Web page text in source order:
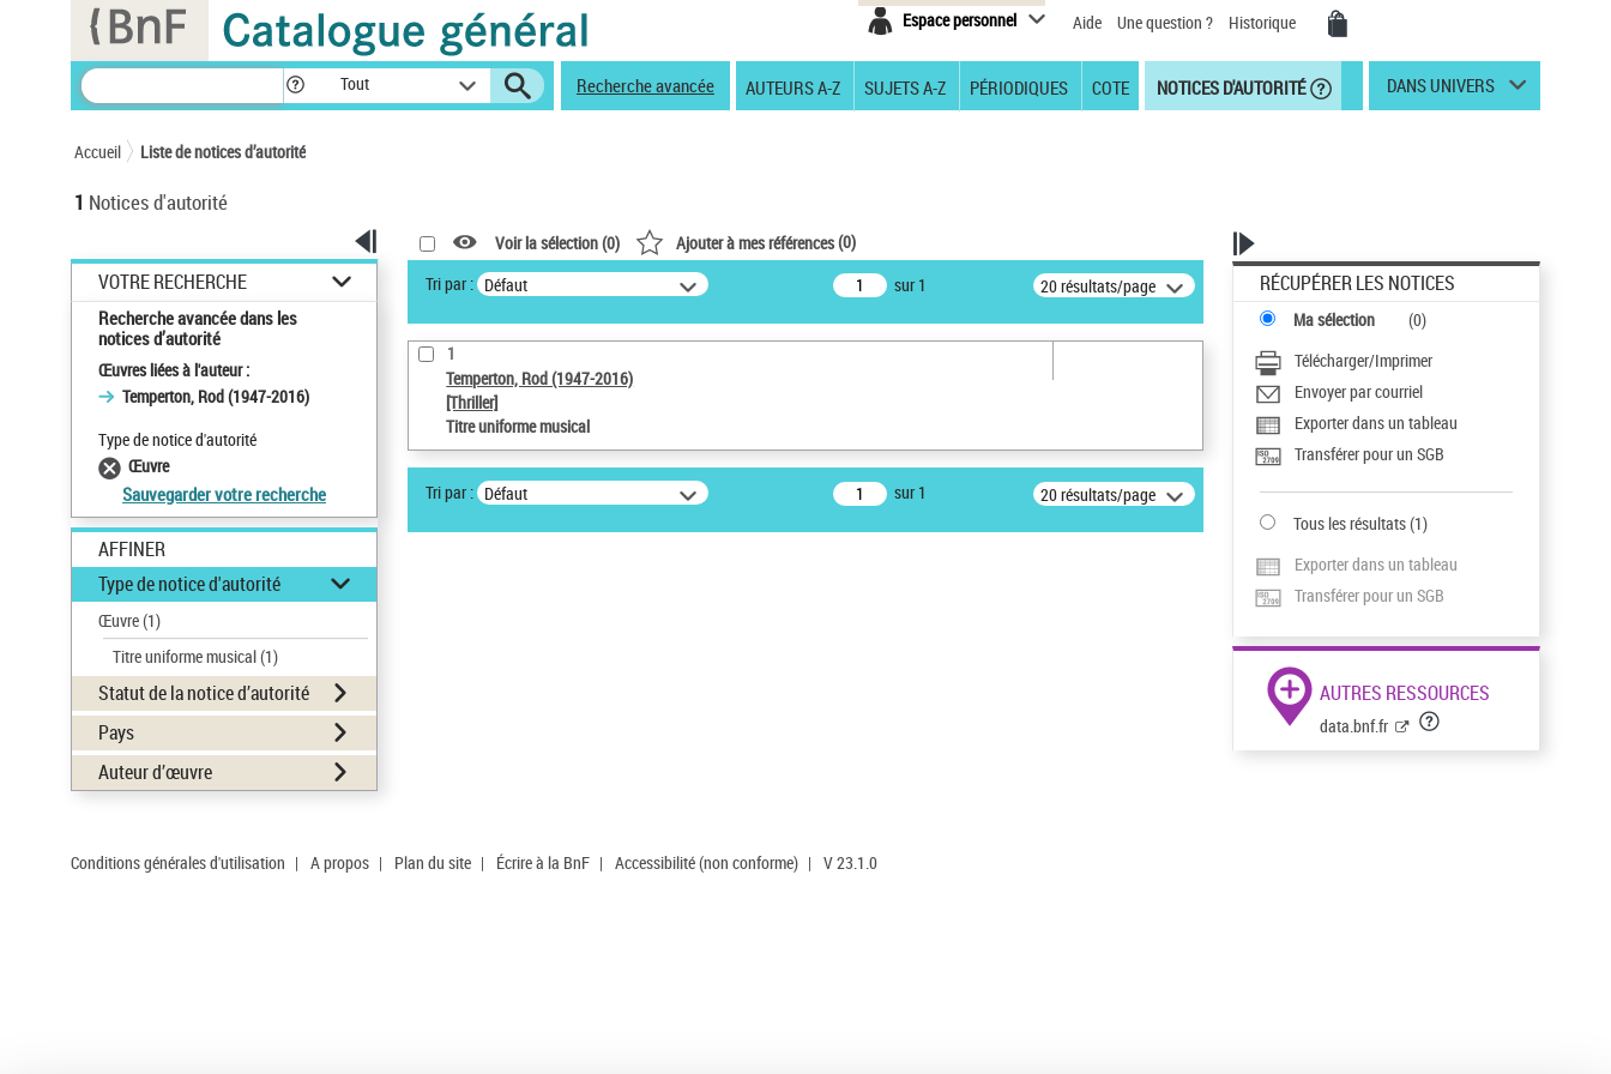
Espace personnel Aide Une question ? Historique
Tout Recherche avancée AUTEURS A-Z SUJETS A-Z PÉRIODIQUES COTE NOTICES D'AUTORITÉ DANS UNIVERS
Accueil Liste de notices d’autorité
1 Notices d'autorité
VOTRE RECHERCHE
Recherche avancée dans les
notices d’autorité
Œuvres liées à l'auteur :
Temperton, Rod (1947-2016)
Type de notice d'autorité
Œuvre
Sauvegarder votre recherche
AFFINER
Type de notice d'autorité
Œuvre(1)
Titre uniforme musical(1)
Statut de la notice d’autorité
Pays
Auteur d’œuvre
Voir la sélection (0) Ajouter à mes références(0)
Tri par : Défaut sur 1 20 résultats/page
1
Temperton, Rod (1947-2016)
[Thriller]
Titre uniforme musical
Tri par : Défaut sur 1 20 résultats/page
RÉCUPÉRER LES NOTICES
Ma sélection (0)
Télécharger/Imprimer
Envoyer par courriel
Exporter dans un tableau
Transférer pour un SGB
Tous les résultats(1)
Exporter dans un tableau
Transférer pour un SGB
AUTRES RESSOURCES
data.bnf.fr
Conditions générales d'utilisation | A propos | Plan du site | Écrire à la BnF | Accessibilité (non conforme) | V 23.1.0
Panneau de gestion des cookies